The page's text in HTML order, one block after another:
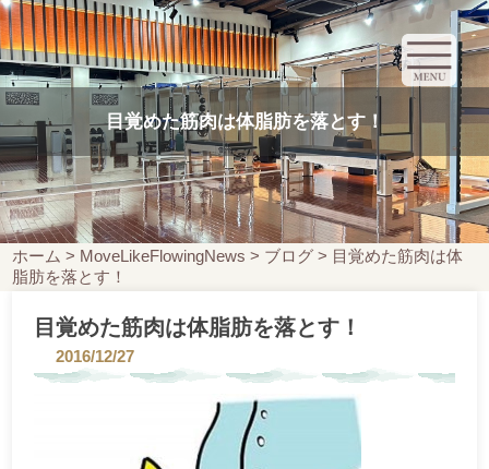
目覚めた筋肉は体脂肪を落とす！
ホーム > MoveLikeFlowingNews > ブログ > 目覚めた筋肉は体
脂肪を落とす！
目覚めた筋肉は体脂肪を落とす！
2016/12/27